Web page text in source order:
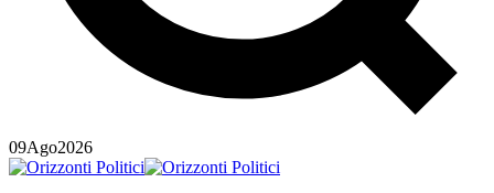
09Ago2026